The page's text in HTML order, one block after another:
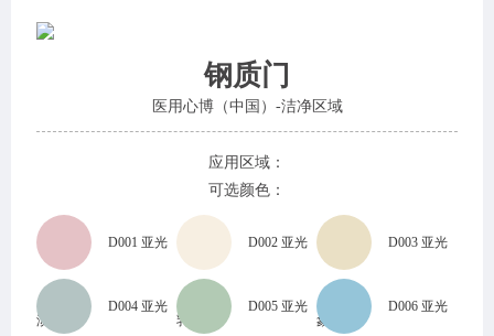
钢质门
医用心博（中国）-洁净区域
应用区域：
可选颜色：
D001 亚光
淡粉红
D002 亚光
乳白色
D003 亚光
象牙白
D004 亚光 D005 亚光 D006 亚光